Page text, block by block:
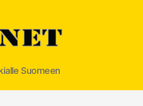
Suomeen